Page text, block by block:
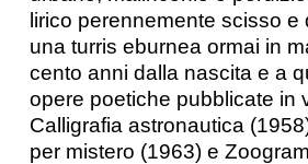
lirico perennemente scisso
una turris eburnea ormai in
cento anni dalla nascita e a
opere poetiche pubblicate in
Calligrafia astronautica
per mistero (1963) e